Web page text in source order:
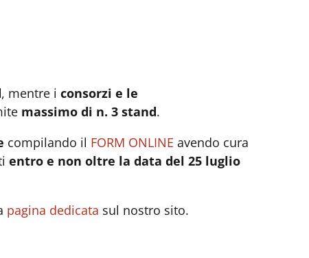
, mentre i consorzi e le
massimo di n. 3 stand.
compilando il FORM ONLINE avendo cura
entro e non oltre la data del 25 luglio
pagina dedicata sul nostro sito.